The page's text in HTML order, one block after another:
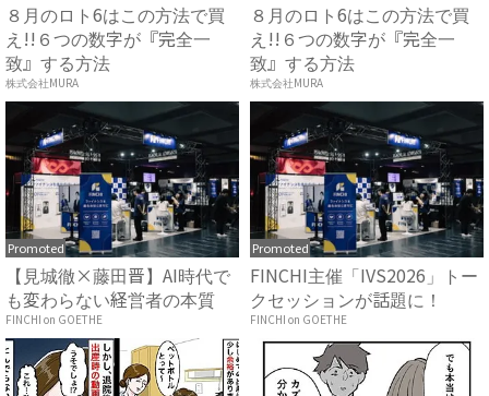
８月のロト6はこの方法で買
え!!６つの数字が『完全一
致』する方法
株式会社MURA
８月のロト6はこの方法で買
え!!６つの数字が『完全一
致』する方法
株式会社MURA
Promoted
【見城徹×藤田晋】AI時代で
も変わらない経営者の本質
FINCHI on GOETHE
Promoted
FINCHI主催「IVS2026」トー
クセッションが話題に！
FINCHI on GOETHE